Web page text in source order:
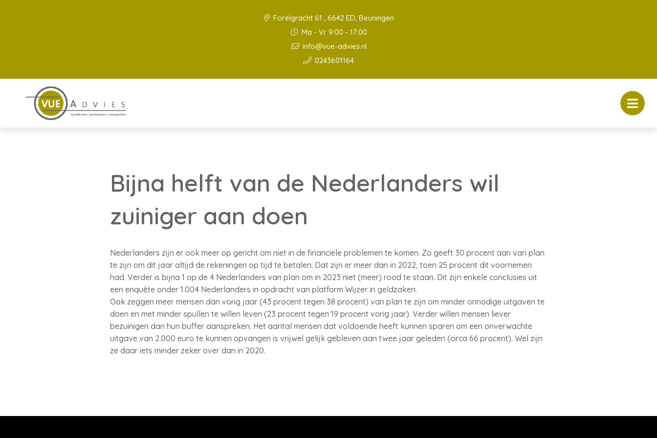
Forelgracht 61 , 6642 ED, Beuningen
Ma - Vr 9:00 - 17:00
info@vue-advies.nl
0243601164
Bijna helft van de Nederlanders wil
zuiniger aan doen
Nederlanders zijn er ook meer op gericht om niet in de financiële problemen te komen. Zo geeft 30 procent aan van plan
te zijn om dit jaar altijd de rekeningen op tijd te betalen. Dat zijn er meer dan in 2022, toen 25 procent dit voornemen
had. Verder is bijna 1 op de 4 Nederlanders van plan om in 2023 niet (meer) rood te staan. Dit zijn enkele conclusies uit
een enquête onder 1.004 Nederlanders in opdracht van platform Wijzer in geldzaken.
Ook zeggen meer mensen dan vorig jaar (43 procent tegen 38 procent) van plan te zijn om minder onnodige uitgaven te
doen en met minder spullen te willen leven (23 procent tegen 19 procent vorig jaar). Verder willen mensen liever
bezuinigen dan hun buffer aanspreken. Het aantal mensen dat voldoende heeft kunnen sparen om een onverwachte
uitgave van 2.000 euro te kunnen opvangen is vrijwel gelijk gebleven aan twee jaar geleden (circa 66 procent). Wel zijn
ze daar iets minder zeker over dan in 2020.